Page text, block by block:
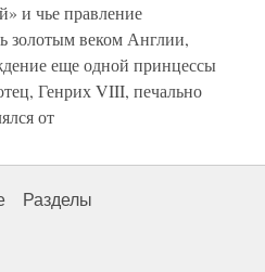
и чье правление
золотым веком Англии,
еще одной принцессы
Генрих VIII, печально
от
Разделы